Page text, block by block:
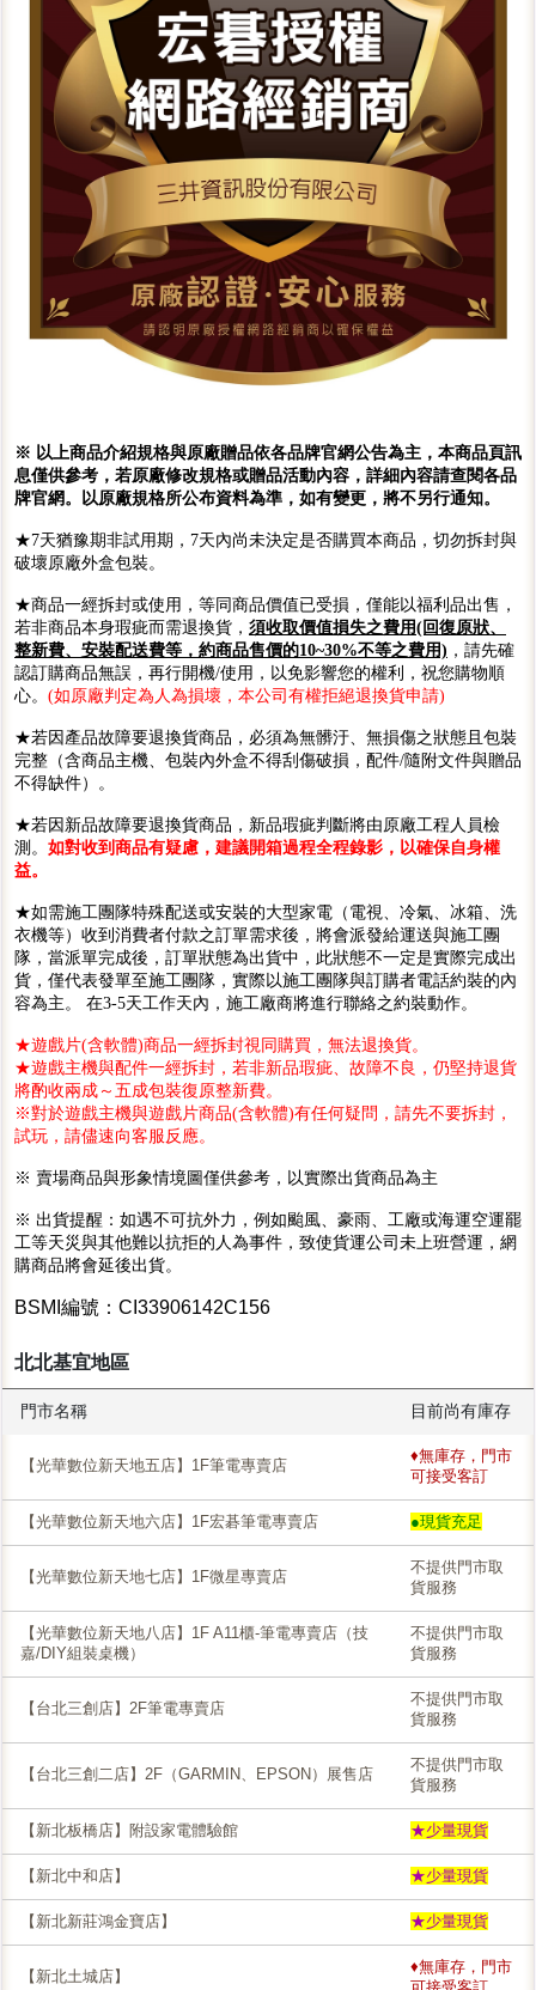
※ 以上商品介紹規格與原廠贈品依各品牌官網公告為主，本商品頁訊
息僅供參考，若原廠修改規格或贈品活動內容，詳細內容請查閱各品
牌官網。以原廠規格所公布資料為準，如有變更，將不另行通知。
★7天猶豫期非試用期，7天內尚未決定是否購買本商品，切勿拆封與
破壞原廠外盒包裝。
★商品一經拆封或使用，等同商品價值已受損，僅能以福利品出售，
若非商品本身瑕疵而需退換貨， 須收取價值損失之費用(回復原狀、
整新費、安裝配送費等，約商品售價的10~30%不等之費用) ，請先確
認訂購商品無誤，再行開機/使用，以免影響您的權利，祝您購物順
心。 (如原廠判定為人為損壞，本公司有權拒絕退換貨申請)
★若因產品故障要退換貨商品，必須為無髒汙、無損傷之狀態且包裝
完整（含商品主機、包裝內外盒不得刮傷破損，配件/隨附文件與贈品
不得缺件）。
★若因新品故障要退換貨商品，新品瑕疵判斷將由原廠工程人員檢
測。 如對收到商品有疑慮，建議開箱過程全程錄影，以確保自身權
益。
★如需施工團隊特殊配送或安裝的大型家電（電視、冷氣、冰箱、洗
衣機等）收到消費者付款之訂單需求後，將會派發給運送與施工團
隊，當派單完成後，訂單狀態為出貨中，此狀態不一定是實際完成出
貨，僅代表發單至施工團隊，實際以施工團隊與訂購者電話約裝的內
容為主。 在3-5天工作天內，施工廠商將進行聯絡之約裝動作。
★遊戲片(含軟體)商品一經拆封視同購買，無法退換貨。
★遊戲主機與配件一經拆封，若非新品瑕疵、故障不良，仍堅持退貨
將酌收兩成～五成包裝復原整新費。
※對於遊戲主機與遊戲片商品(含軟體)有任何疑問，請先不要拆封，
試玩，請儘速向客服反應。
※ 賣場商品與形象情境圖僅供參考，以實際出貨商品為主
※ 出貨提醒：如遇不可抗外力，例如颱風、豪雨、工廠或海運空運罷
工等天災與其他難以抗拒的人為事件，致使貨運公司未上班營運，網
購商品將會延後出貨。
BSMI編號：CI33906142C156
北北基宜地區
門市名稱 目前尚有庫存
【光華數位新天地五店】1F筆電專賣店
♦無庫存，門市
可接受客訂
【光華數位新天地六店】1F宏碁筆電專賣店 ●現貨充足
【光華數位新天地七店】1F微星專賣店
不提供門市取
貨服務
【光華數位新天地八店】1F A11櫃-筆電專賣店（技
嘉/DIY組裝桌機）
不提供門市取
貨服務
【台北三創店】2F筆電專賣店
不提供門市取
貨服務
【台北三創二店】2F（GARMIN、EPSON）展售店
不提供門市取
貨服務
【新北板橋店】附設家電體驗館 ★少量現貨
【新北中和店】 ★少量現貨
【新北新莊鴻金寶店】 ★少量現貨
【新北土城店】
♦無庫存，門市